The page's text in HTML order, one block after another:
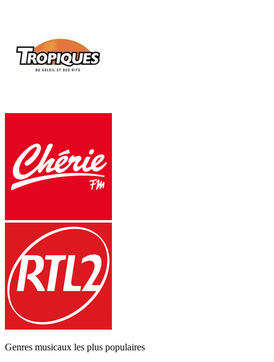
Genres musicaux les plus populaires